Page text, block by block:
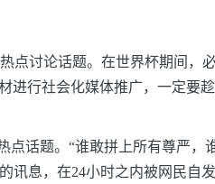
点讨论话题。在世界杯期间，
行社会化媒体推广，一定要趁
点话题。“谁敢拼上所有尊严，
讯息，在24小时之内被网民自